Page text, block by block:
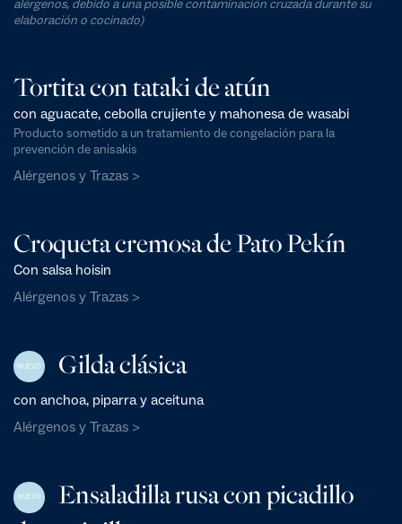
alérgenos, debido a una posible contaminación cruzada durante su
elaboración o cocinado)
Tortita con tataki de atún
con aguacate, cebolla crujiente y mahonesa de wasabi
Producto sometido a un tratamiento de congelación para la
prevención de anisakis
Alérgenos y Trazas >
Croqueta cremosa de Pato Pekín
Con salsa hoisin
Alérgenos y Trazas >
NUEVO Gilda clásica
con anchoa, piparra y aceituna
Alérgenos y Trazas >
NUEVO
Ensaladilla rusa con picadillo